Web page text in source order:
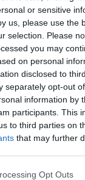
or sensitive
us, please use the
selection. Please
you may
on personal
disclosed to
separately opt-out
information by
participants. This
to third parties on
that may further
Opt Outs
της
youtube}
πάρτι του